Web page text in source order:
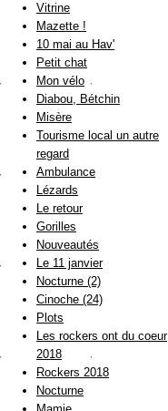
Vitrine
Mazette !
10 mai au Hav'
Petit chat
Mon vélo
Diabou, Bétchin
Misère
Tourisme local un autre
regard
Ambulance
Lézards
Le retour
Gorilles
Nouveautés
Le 11 janvier
Nocturne (2)
Cinoche (24)
Plots
Les rockers ont du coeur
2018
Rockers 2018
Nocturne